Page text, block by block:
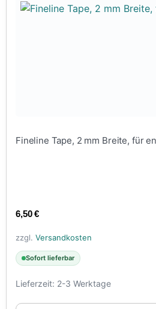
Fineline Tape, 2 mm Breite, für
6,50€
zzgl. Versandkosten
Sofort lieferbar
Lieferzeit: 2-3 Werktage